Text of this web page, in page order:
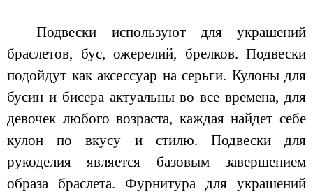
Подвески используют для украшений
браслетов, бус, ожерелий, брелков. Подвески
подойдут как аксессуар на серьги. Кулоны для
бусин и бисера актуальны во все времена, для
девочек любого возраста, каждая найдет себе
кулон по вкусу и стилю. Подвески для
рукоделия является базовым завершением
образа браслета. Фурнитура для украшений